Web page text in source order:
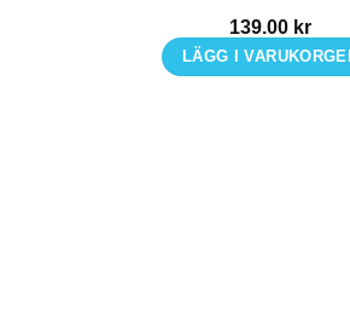
på
139.00 kr
LÄGG I